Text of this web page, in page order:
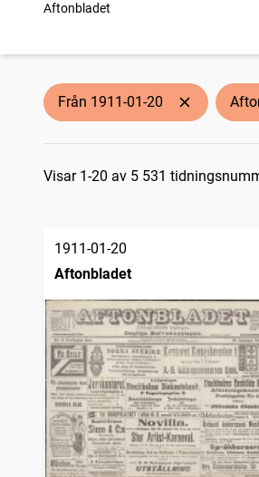
Aftonbladet
träffar
Från 1911-01-20
Sökresultat
Visar 1-20 av 5 531
1911-01-20
Aftonbladet